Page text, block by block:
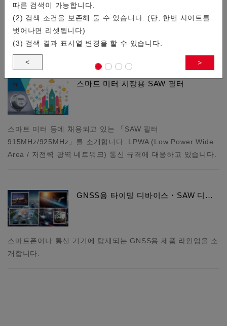
따른 검색이 가능합니다.
(2) 검색 조건을 보존해 둘 수 있습니다. (단, 한번 사이트를
벗어나면 리셋됩니다)
(3) 검색 결과 표시열 변경을 할 수 있습니다.
< >
스마트폰이나 통신 기기용 소형 SAW 듀플렉서 「SD16 시리
즈」의 제품 라인 업 확충에 대해 소개드립니다.
스마트 미터 시장용 SAW 필터
스마트 미터 등에 채용되고 있는 「SAW 필터
915MHz/925MHz」를 소개합니다. LPWA (Low Power Wide
Area / 저전력 광역 네트워크) 통신 규격에 대응하고 있습니다.
GNSS용 타이밍 디바이스・SAW 디…
스마트폰이나 통신 기기에 탑재되는 GNSS용 제품 라인업을 소
개합니다.